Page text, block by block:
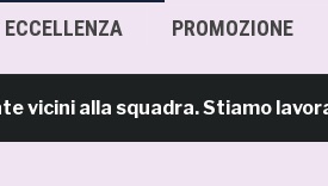
ECCELLENZA PROMOZIONE
alla squadra. Stiamo